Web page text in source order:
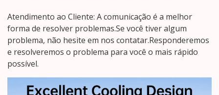
Atendimento ao Cliente: A comunicação é a melhor
forma de resolver problemas.Se você tiver algum
problema, não hesite em nos contatar.Responderemos
e resolveremos o problema para você o mais rápido
possível.